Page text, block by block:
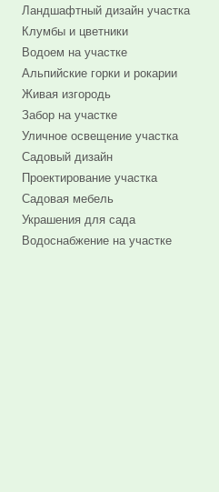
Ландшафтный дизайн участка
Клумбы и цветники
Водоем на участке
Альпийские горки и рокарии
Живая изгородь
Забор на участке
Уличное освещение участка
Садовый дизайн
Проектирование участка
Садовая мебель
Украшения для сада
Водоснабжение на участке